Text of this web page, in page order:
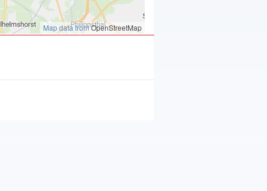
Map data fromOpenStreetMap